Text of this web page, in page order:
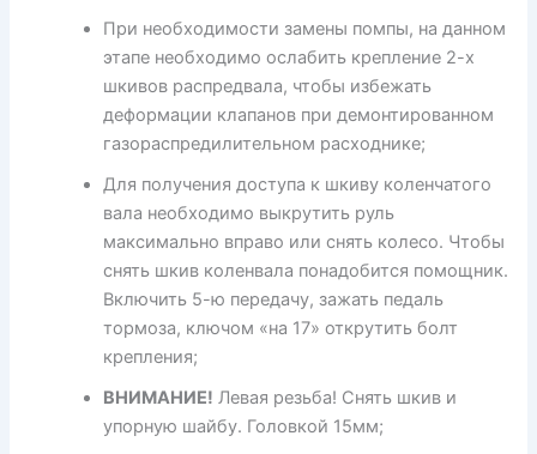
При необходимости замены помпы, на данном
этапе необходимо ослабить крепление 2-х
шкивов распредвала, чтобы избежать
деформации клапанов при демонтированном
газораспредилительном расходнике;
Для получения доступа к шкиву коленчатого
вала необходимо выкрутить руль
максимально вправо или снять колесо. Чтобы
снять шкив коленвала понадобится помощник.
Включить 5-ю передачу, зажать педаль
тормоза, ключом «на 17» открутить болт
крепления;
ВНИМАНИЕ! Левая резьба! Снять шкив и
упорную шайбу. Головкой 15мм;